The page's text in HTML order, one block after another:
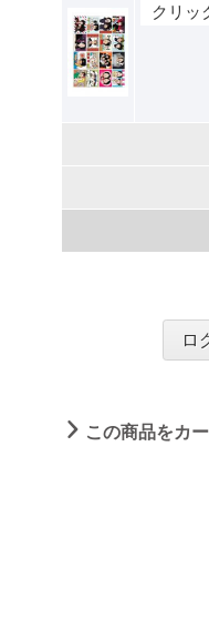
クリッ
ロ
この商品をカ